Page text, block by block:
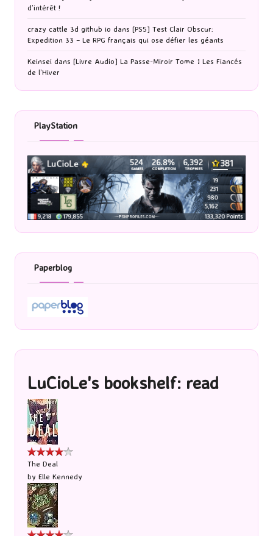
d’intérêt !
crazy cattle 3d github io dans [PS5] Test Clair Obscur:
Expedition 33 – Le RPG français qui ose défier les géants
Keinsei dans [Livre Audio] La Passe-Miroir Tome 1 Les Fiancés
de l’Hiver
PlayStation
Paperblog
LuCioLe's bookshelf: read
The Deal
by Elle Kennedy